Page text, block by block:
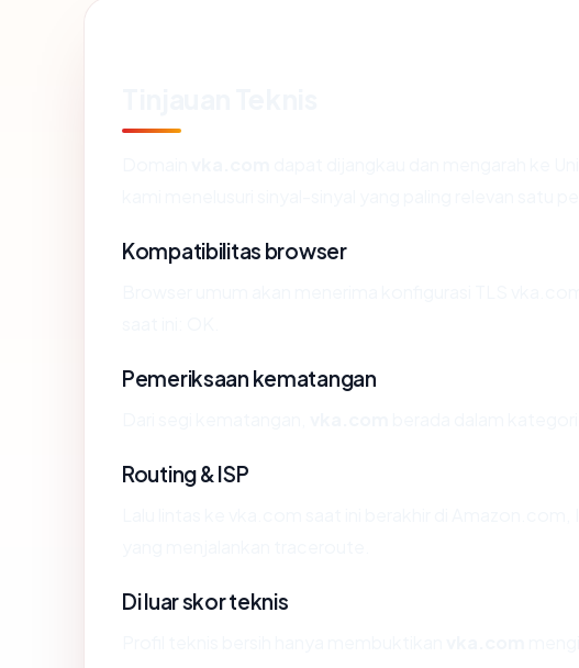
Kompatibilitas browser
Pemeriksaan kematangan
Routing & ISP
Di luar skor teknis